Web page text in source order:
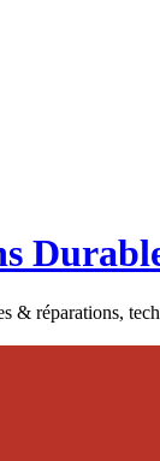
& réparations,